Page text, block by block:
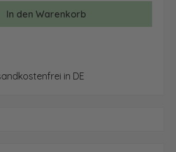
Wert ein oder benutze die Schaltflächen
In den Warenkorb
in DE